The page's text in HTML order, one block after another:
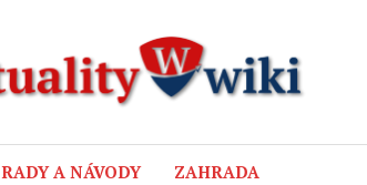
RADY A NÁVODY ZAHRADA